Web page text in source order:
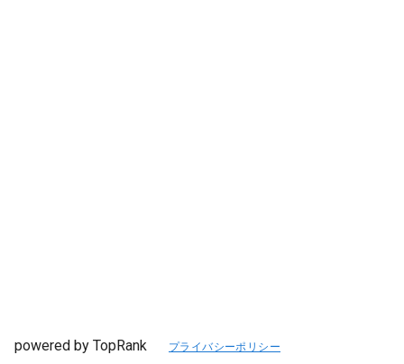
powered by TopRank プライバシーポリシー